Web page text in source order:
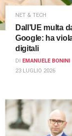
NET & TECH
Dall’UE multa
Google: ha
digitali
DI EMANUELE BONINI
23 LUGLIO 2026